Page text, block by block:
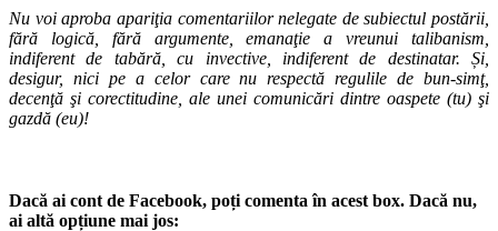
Nu voi aproba apariţia comentariilor nelegate de subiectul postării,
fără logică, fără argumente, emanaţie a vreunui talibanism,
indiferent de tabără, cu invective, indiferent de destinatar. Și,
desigur, nici pe a celor care nu respectă regulile de bun-simţ,
decenţă şi corectitudine, ale unei comunicări dintre oaspete (tu) şi
gazdă (eu)!
Dacă ai cont de Facebook, poți comenta în acest box. Dacă nu,
ai altă opțiune mai jos: